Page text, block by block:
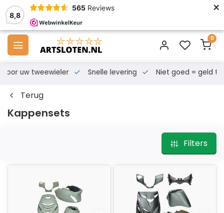
8,8
565 Reviews ×
0
voor uw tweewieler Snelle levering Niet goed = geld
Terug
Kappensets
Filters